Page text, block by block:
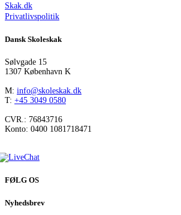
Skak.dk
Privatlivspolitik
Dansk Skoleskak
Sølvgade 15
1307 København K
M: info@skoleskak.dk
T: +45 3049 0580
CVR.: 76843716
Konto: 0400 1081718471
FØLG OS
Nyhedsbrev